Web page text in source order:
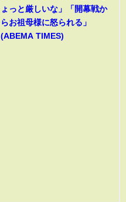
ょっと厳しいな」「開幕戦か
らお祖母様に怒られる」
(ABEMA TIMES)